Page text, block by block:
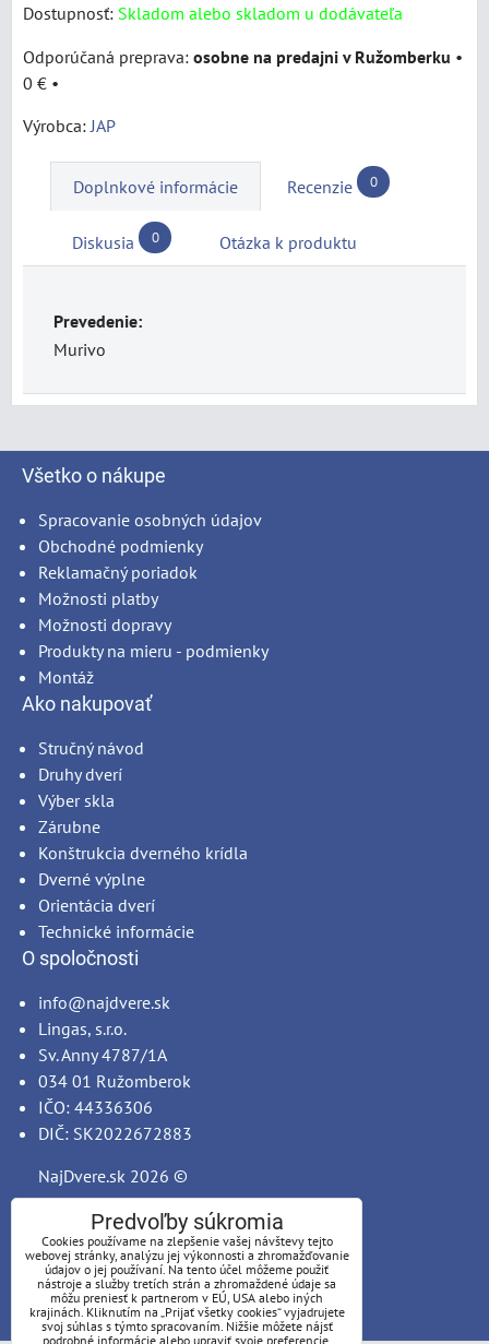
Dostupnosť: Skladom alebo skladom u dodávateľa
osobne na predajni v Ružomberku •
0 € •
Výrobca: JAP
Doplnkové informácie Recenzie 0
Diskusia 0 Otázka k produktu
Prevedenie:
Murivo
Všetko o nákupe
Spracovanie osobných údajov
Obchodné podmienky
Reklamačný poriadok
Možnosti platby
Možnosti dopravy
Produkty na mieru - podmienky
Montáž
Ako nakupovať
Stručný návod
Druhy dverí
Výber skla
Zárubne
Konštrukcia dverného krídla
Dverné výplne
Orientácia dverí
Technické informácie
O spoločnosti
info@najdvere.sk
Lingas, s.r.o.
Sv. Anny 4787/1A
034 01 Ružomberok
IČO: 44336306
DIČ: SK2022672883
NajDvere.sk 2026 ©
Predvoľby súkromia
Cookies používame na zlepšenie vašej návštevy tejto
webovej stránky, analýzu jej výkonnosti a zhromažďovanie
údajov o jej používaní. Na tento účel môžeme použiť
nástroje a služby tretích strán a zhromaždené údaje sa
môžu preniesť k partnerom v EÚ, USA alebo iných
krajinách. Kliknutím na „Prijať všetky cookies“ vyjadrujete
svoj súhlas s týmto spracovaním. Nižšie môžete nájsť
podrobné informácie alebo upraviť svoje preferencie.